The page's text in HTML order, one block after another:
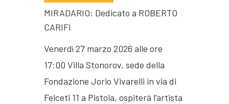
MIRADARIO: Dedicato a ROBERTO
CARIFI
Venerdì 27 marzo 2026 alle ore
17:00 Villa Stonorov, sede della
Fondazione Jorio Vivarelli in via di
Felceti 11 a Pistoia, ospiterà l’artista